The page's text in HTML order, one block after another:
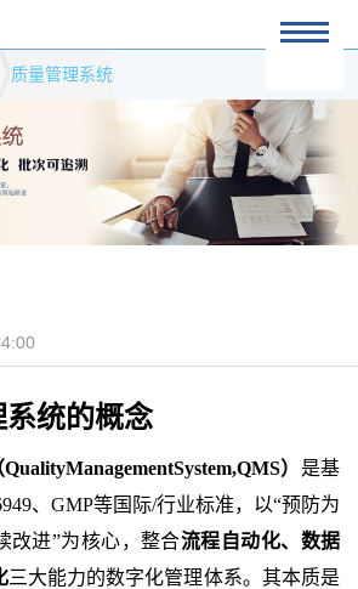
质量管理系统
统的概念
QualityManagementSystem,QMS） 是基
、GMP等国际/行业标准，以“预防为
改进”为核心，整合流程自动化、数据
三大能力的数字化管理体系。其本质是